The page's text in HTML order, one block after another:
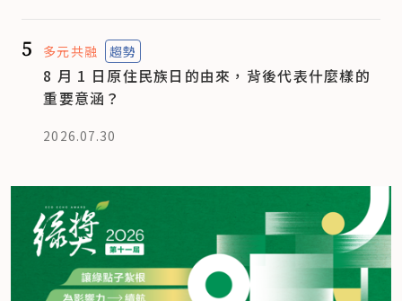
5 多元共融 趨勢
8 月 1 日原住民族日的由來，背後代表什麼樣的
重要意涵？
2026.07.30